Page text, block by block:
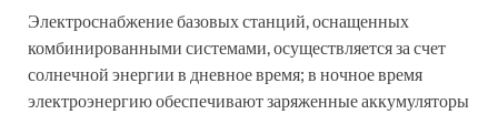
Электроснабжение базовых станций, оснащенных
комбинированными системами, осуществляется за счет
солнечной энергии в дневное время; в ночное время
электроэнергию обеспечивают заряженные аккумуляторы